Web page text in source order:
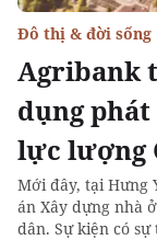
Agribank
dụng
lực lượng
Đô thị & đời sống
Mới đây, tại Hưng
án Xây dựng nhà
dân. Sự kiện có